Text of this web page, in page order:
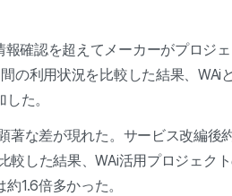
確認を超えてメーカーがプロジ
の利用状況を比較した結果、WAi
た。
著な差が現れた。サービス改編後
較した結果、WAi活用プロジェク
1.6倍多かった。